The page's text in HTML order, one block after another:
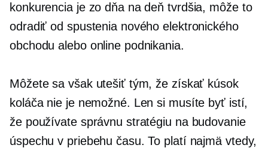
konkurencia je zo dňa na deň tvrdšia, môže to
odradiť od spustenia nového elektronického
obchodu alebo online podnikania.
Môžete sa však utešiť tým, že získať kúsok
koláča nie je nemožné. Len si musíte byť istí,
že používate správnu stratégiu na budovanie
úspechu v priebehu času. To platí najmä vtedy,